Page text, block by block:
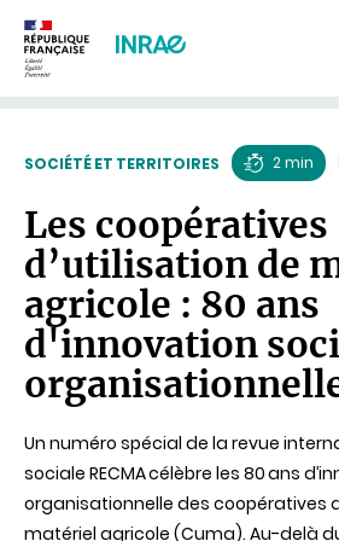
SOCIÉTÉ ET TERRITOIRES
de
lecture
2 min
Les coopératives
d’utilisation de
agricole : 80 ans
d'innovation
Un numéro spécial de la revue
sociale RECMA célèbre les 80 ans
organisationnelle des coopératives
matériel agricole (Cuma). Au-delà